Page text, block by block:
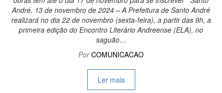
André, 13 de novembro de 2024 – A Prefeitura de Santo André
realizará no dia 22 de novembro (sexta-feira), a partir das 9h, a
primeira edição do Encontro Literário Andreense (ELA), no
saguão…
Por COMUNICACAO
Ler mais